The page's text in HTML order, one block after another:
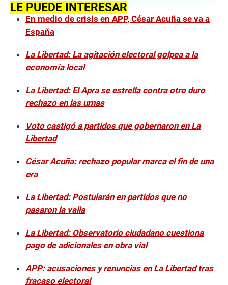
LE PUEDE INTERESAR
En medio de crisis en APP, César Acuña se va a
España
La Libertad: La agitación electoral golpea a la
economía local
La Libertad: El Apra se estrella contra otro duro
rechazo en las urnas
Voto castigó a partidos que gobernaron en La
Libertad
César Acuña: rechazo popular marca el fin de una
era
La Libertad: Postularán en partidos que no
pasaron la valla
La Libertad: Observatorio ciudadano cuestiona
pago de adicionales en obra vial
APP: acusaciones y renuncias en La Libertad tras
fracaso electoral